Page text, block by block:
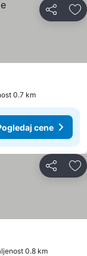
Deli
0.7 km
cene
Deli
0.8 km